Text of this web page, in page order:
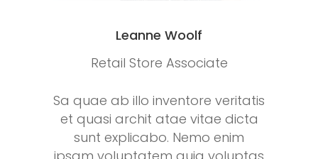
Leanne Woolf
Retail Store Associate
Sa quae ab illo inventore veritatis
et quasi archit atae vitae dicta
sunt explicabo. Nemo enim